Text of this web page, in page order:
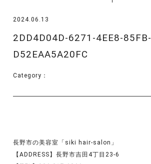
2024.06.13
2DD4D04D-6271-4EE8-85FB-
D52EAA5A20FC
Category：
長野市の美容室「siki hair-salon」
【ADDRESS】長野市吉田4丁目23-6